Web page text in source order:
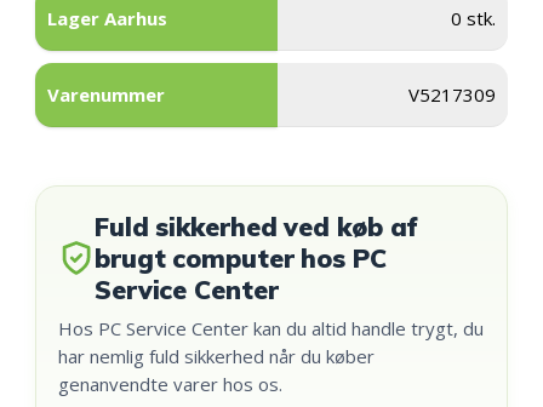
Lager Aarhus 0 stk.
Varenummer V5217309
Fuld sikkerhed ved køb af
brugt computer hos PC
Service Center
Hos PC Service Center kan du altid handle trygt, du
har nemlig fuld sikkerhed når du køber
genanvendte varer hos os.